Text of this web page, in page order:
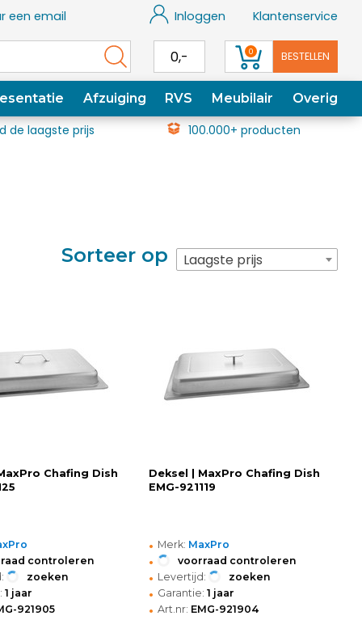
een email Inloggen Klantenservice
0,- 0 BESTELLEN
Afzuiging RVS Meubilair Overig
de laagste prijs 100.000+ producten
Sorteer op Laagste prijs
Chafing Dish
controleren
zoeken
1 jaar
921905
Deksel | MaxPro Chafing Dish
EMG-921119
• Merk: MaxPro
• voorraad controleren
• Levertijd: zoeken
• Garantie: 1 jaar
• Art.nr: EMG-921904